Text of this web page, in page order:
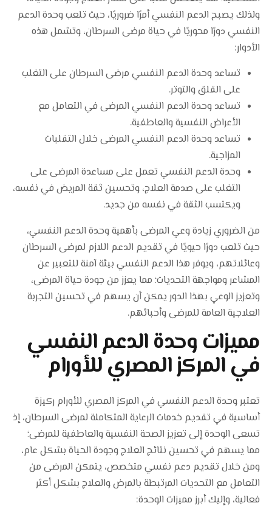
ولذلك يصبح الدعم النفسي أمرًا ضروريًا، حيث تلعب وحدة الدعم
النفسي دورًا محوريًا في حياة مرضى السرطان، وتشمل هذه
الأدوار:
تساعد وحدة الدعم النفسي مرضى السرطان على التغلب
على القلق والتوتر.
تساعد وحدة الدعم النفسي المرضى في التعامل مع
الأعراض النفسية والعاطفية.
تساعد وحدة الدعم النفسي المرضى خلال التقلبات
المزاجية.
وحدة الدعم النفسي تعمل على مساعدة المرضى على
التغلب على صدمة العلاج، وتحسين ثقة المريض في نفسه،
ويكتسب الثقة في نفسه من جديد.
من الضروري زيادة وعي المرضى بأهمية وحدة الدعم النفسي،
حيث تلعب دورًا حيويًا في تقديم الدعم اللازم لمرضى السرطان
وعائلاتهم، ويوفر هذا الدعم النفسي بيئة آمنة للتعبير عن
المشاعر ومواجهة التحديات؛ مما يعزز من جودة حياة المرضى،
وتعزيز الوعي بهذا الدور يمكن أن يسهم في تحسين التجربة
العلاجية العامة للمرضى وأحبائهم.
مميزات وحدة الدعم النفسي
في المركز المصري للأورام
تعتبر وحدة الدعم النفسي في المركز المصري للأورام ركيزة
أساسية في تقديم خدمات الرعاية المتكاملة لمرضى السرطان، إذ
تسعى الوحدة إلى تعزيز الصحة النفسية والعاطفية للمرضى؛
مما يسهم في تحسين نتائج العلاج وجودة الحياة بشكل عام،
ومن خلال تقديم دعم نفسي متخصص، يتمكن المرضى من
التعامل مع التحديات المرتبطة بالمرض والعلاج بشكل أكثر
فعالية، وإليك أبرز مميزات الوحدة: